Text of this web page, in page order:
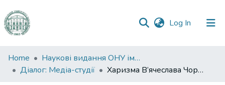
Log In (current)
Communities
&
Home
Наукові видання ОНУ імені І. І. Мечникова
Діалог: Медіа-студії
Харизма В’ячеслава Чорновола як чинник публіцистичної комунікації (за матеріалами збірки публіцистики «Пульс української незалежності: Колонка редактора»)